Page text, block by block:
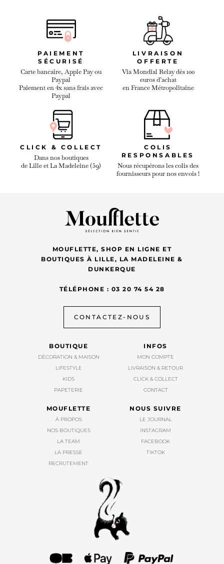
PAIEMENT
SÉCURISÉ
Carte bancaire, Apple Pay ou
Paypal
Paiement en 4x sans frais avec
Paypal
LIVRAISON
OFFERTE
Via Mondial Relay dès 100
euros d’achat
en France Métropolitaine
CLICK & COLLECT
Dans nos boutiques
de Lille et La Madeleine (59)
COLIS
RESPONSABLES
Nous récupérons les colis des
fournisseurs pour nos envois !
MOUFLETTE, SHOP EN LIGNE ET
BOUTIQUES À LILLE, LA MADELEINE &
DUNKERQUE
TÉLÉPHONE : 03 20 74 54 28
CONTACTEZ-NOUS
BOUTIQUE
DÉCORATION & MAISON
LIFESTYLE
KIDS
PAPETERIE
INFOS
MON COMPTE
LIVRAISON & RETOUR
CLICK & COLLECT
CONTACT
MOUFLETTE
À PROPOS
NOS BOUTIQUES
LA TEAM
LA PRESSE
RECRUTEMENT
NOUS SUIVRE
LE JOURNAL
INSTAGRAM
FACEBOOK
TIKTOK